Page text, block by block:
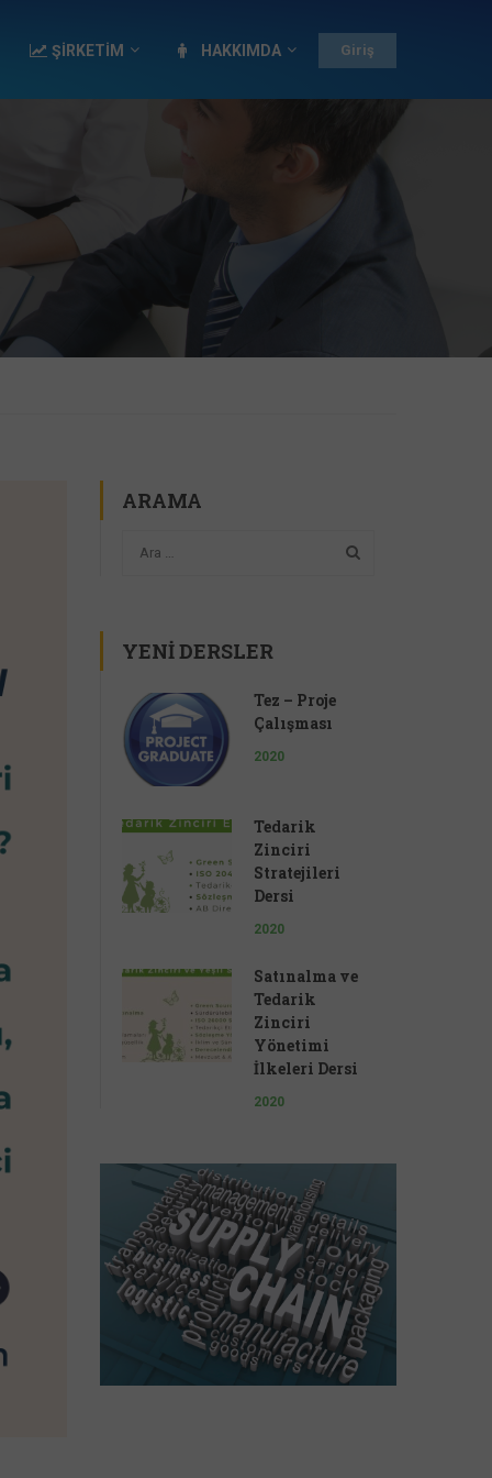
ŞİRKETİM HAKKIMDA Giriş
ARAMA
YENI DERSLER
Tez – Proje
Çalışması
2020
Tedarik
Zinciri
Stratejileri
Dersi
2020
Satınalma ve
Tedarik
Zinciri
Yönetimi
İlkeleri Dersi
2020